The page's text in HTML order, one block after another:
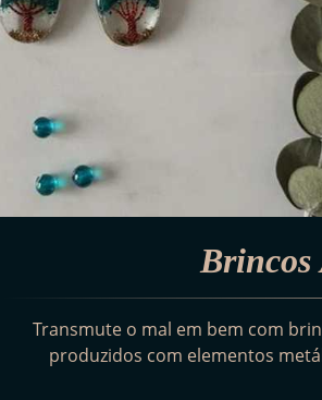
Brincos
Transmute o mal em bem com
produzidos com elementos